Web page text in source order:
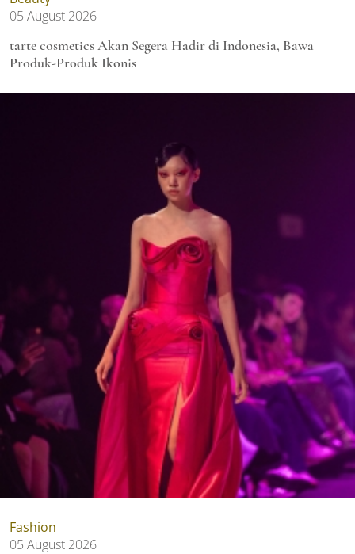
05 August 2026
tarte cosmetics Akan Segera Hadir di Indonesia, Bawa
Produk-Produk Ikonis
Fashion
05 August 2026